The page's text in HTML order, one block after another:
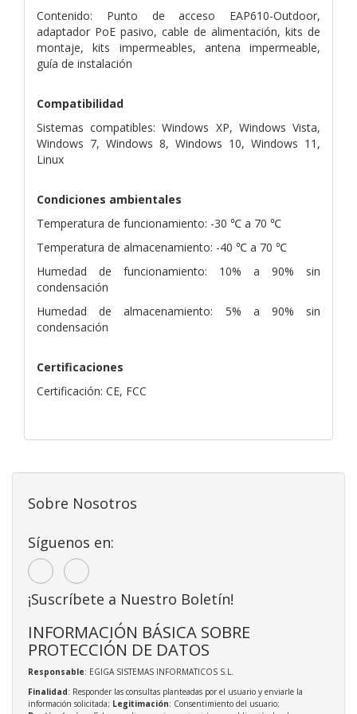
Contenido: Punto de acceso EAP610-Outdoor,
adaptador PoE pasivo, cable de alimentación, kits de
montaje, kits impermeables, antena impermeable,
guía de instalación
Compatibilidad
Sistemas compatibles: Windows XP, Windows Vista,
Windows 7, Windows 8, Windows 10, Windows 11,
Linux
Condiciones ambientales
Temperatura de funcionamiento: -30 ℃ a 70 ℃
Temperatura de almacenamiento: -40 ℃ a 70 ℃
Humedad de funcionamiento: 10% a 90% sin
condensación
Humedad de almacenamiento: 5% a 90% sin
condensación
Certificaciones
Certificación: CE, FCC
Sobre Nosotros
Síguenos en:
¡Suscríbete a Nuestro Boletín!
INFORMACIÓN BÁSICA SOBRE
PROTECCIÓN DE DATOS
Responsable: EGIGA SISTEMAS INFORMATICOS S.L.
Finalidad: Responder las consultas planteadas por el usuario y enviarle la
información solicitada; Legitimación: Consentimiento del usuario;